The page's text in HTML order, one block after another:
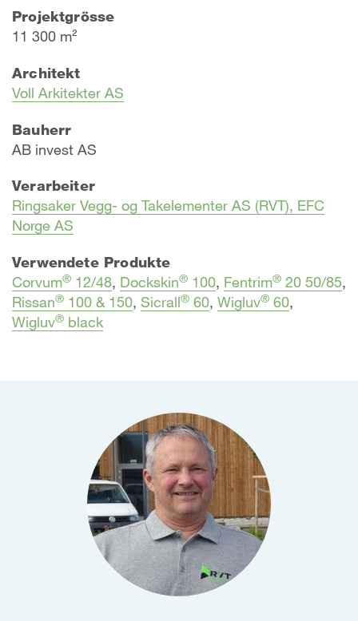
Projektgrösse
11 300 m²
Architekt
Voll Arkitekter AS
Bauherr
AB invest AS
Verarbeiter
Ringsaker Vegg- og Takelementer AS (RVT), EFC
Norge AS
Verwendete Produkte
Corvum® 12/48, Dockskin® 100, Fentrim® 20 50/85,
Rissan® 100 & 150, Sicrall® 60, Wigluv® 60,
Wigluv® black